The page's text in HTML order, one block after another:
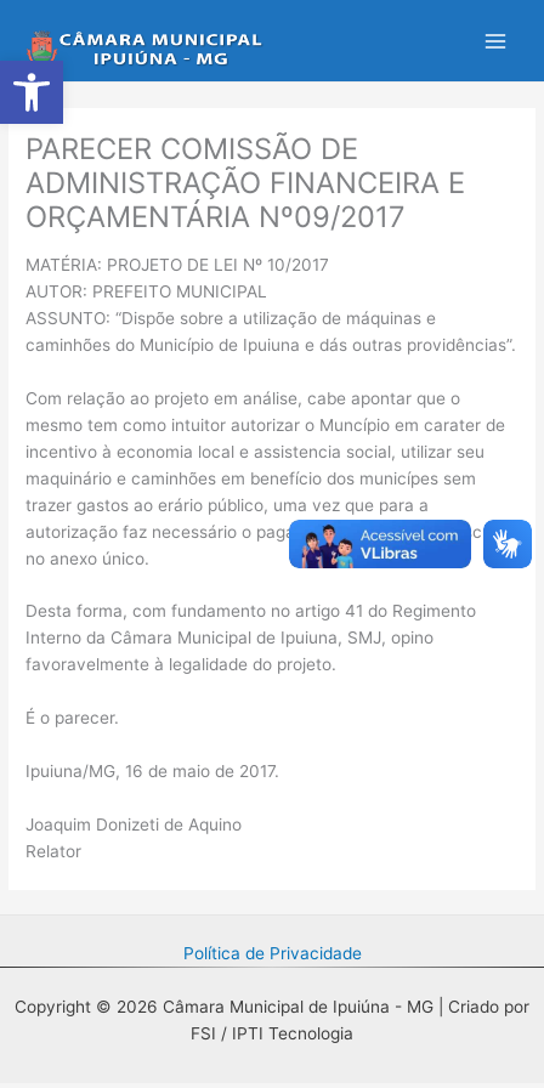
Abrir a barra de ferramentas
para
o
conteúdo
PARECER COMISSÃO DE
ADMINISTRAÇÃO FINANCEIRA E
ORÇAMENTÁRIA Nº09/2017
MATÉRIA: PROJETO DE LEI Nº 10/2017
AUTOR: PREFEITO MUNICIPAL
ASSUNTO: “Dispõe sobre a utilização de máquinas e
caminhões do Município de Ipuiuna e dás outras providências”.
Com relação ao projeto em análise, cabe apontar que o
mesmo tem como intuitor autorizar o Muncípio em carater de
incentivo à economia local e assistencia social, utilizar seu
maquinário e caminhões em benefício dos municípes sem
trazer gastos ao erário público, uma vez que para a
autorização faz necessário o pagamento dos valores descritos
no anexo único.
Desta forma, com fundamento no artigo 41 do Regimento
Interno da Câmara Municipal de Ipuiuna, SMJ, opino
favoravelmente à legalidade do projeto.
É o parecer.
Ipuiuna/MG, 16 de maio de 2017.
Joaquim Donizeti de Aquino
Relator
Política de Privacidade
Copyright © 2026 Câmara Municipal de Ipuiúna - MG | Criado por
FSI / IPTI Tecnologia